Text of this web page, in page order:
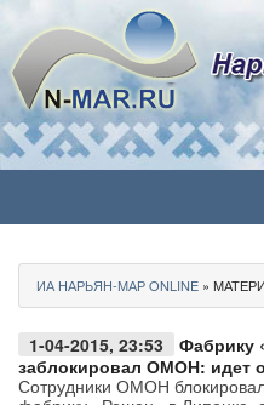
Политика
Бизнес
ИА НАРЬЯН-МАР ONLINE »
1-04-2015, 23:53
Фабрику
заблокировал ОМОН: идет
Сотрудники ОМОН